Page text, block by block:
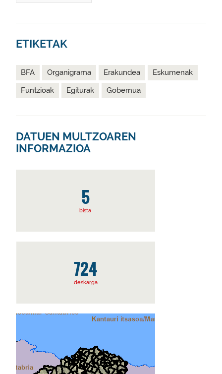
ETIKETAK
BFA Organigrama Erakundea
Eskumenak
Funtzioak
Egiturak Gobernua
DATUEN MULTZOAREN
INFORMAZIOA
5
bista
724
deskarga